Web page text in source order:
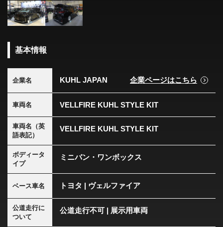
基本情報
企業名 KUHL JAPAN 企業ページはこちら
車両名 VELLFIRE KUHL STYLE KIT
車両名（英
語表記）
VELLFIRE KUHL STYLE KIT
ボディータ
イプ
ミニバン・ワンボックス
ベース車名 トヨタ | ヴェルファイア
公道走行に
ついて
公道走行不可 | 展示用車両